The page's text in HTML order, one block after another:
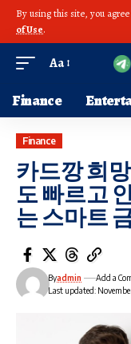
By using this site, you
of Use.
Aa
Finance
Finance
카드깡 희
도 빠르고
는 스마트
Last updated:
Byadmin Add a